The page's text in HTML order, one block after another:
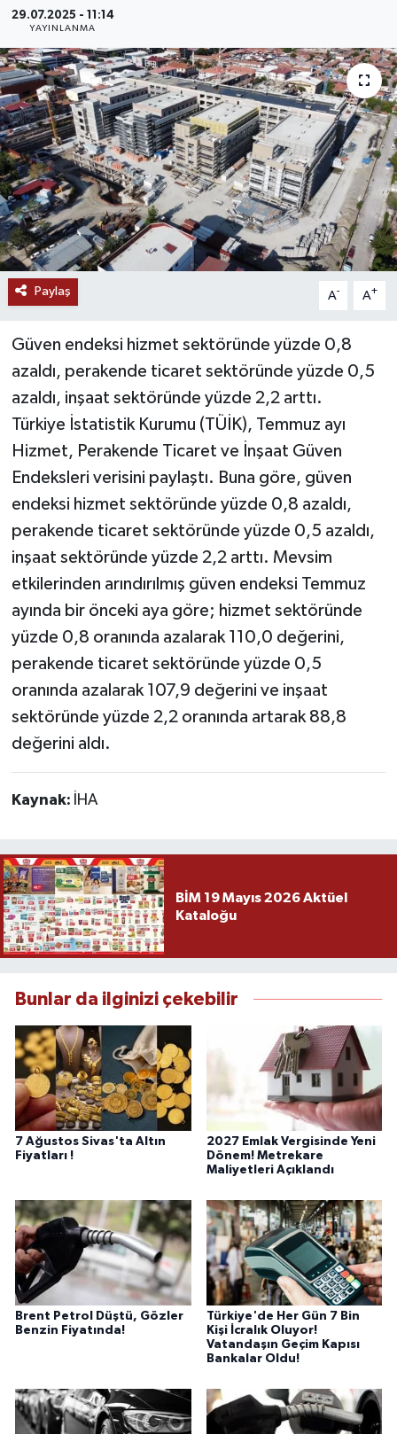
29.07.2025 - 11:14
YAYINLANMA
Paylaş A- A+
Güven endeksi hizmet sektöründe yüzde 0,8
azaldı, perakende ticaret sektöründe yüzde 0,5
azaldı, inşaat sektöründe yüzde 2,2 arttı.
Türkiye İstatistik Kurumu (TÜİK), Temmuz ayı
Hizmet, Perakende Ticaret ve İnşaat Güven
Endeksleri verisini paylaştı. Buna göre, güven
endeksi hizmet sektöründe yüzde 0,8 azaldı,
perakende ticaret sektöründe yüzde 0,5 azaldı,
inşaat sektöründe yüzde 2,2 arttı. Mevsim
etkilerinden arındırılmış güven endeksi Temmuz
ayında bir önceki aya göre; hizmet sektöründe
yüzde 0,8 oranında azalarak 110,0 değerini,
perakende ticaret sektöründe yüzde 0,5
oranında azalarak 107,9 değerini ve inşaat
sektöründe yüzde 2,2 oranında artarak 88,8
değerini aldı.
Kaynak: İHA
BİM 19 Mayıs 2026 Aktüel
Kataloğu
Bunlar da ilginizi çekebilir
7 Ağustos Sivas'ta Altın
Fiyatları !
2027 Emlak Vergisinde Yeni
Dönem! Metrekare
Maliyetleri Açıklandı
Brent Petrol Düştü, Gözler
Benzin Fiyatında!
Türkiye'de Her Gün 7 Bin
Kişi İcralık Oluyor!
Vatandaşın Geçim Kapısı
Bankalar Oldu!
MAGAZİN
ÖZEL HABER
RESMİ İLANLAR
SAĞLIK
SİYASET
SOSYAL YARDIMLAR
SPONSORLU YAZI
SPOR
TEKNOLOJİ
YAŞAM